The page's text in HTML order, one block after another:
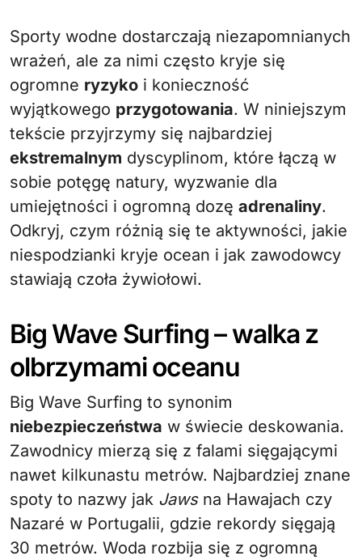
Sporty wodne dostarczają niezapomnianych
wrażeń, ale za nimi często kryje się
ogromne ryzyko i konieczność
wyjątkowego przygotowania. W niniejszym
tekście przyjrzymy się najbardziej
ekstremalnym dyscyplinom, które łączą w
sobie potęgę natury, wyzwanie dla
umiejętności i ogromną dozę adrenaliny.
Odkryj, czym różnią się te aktywności, jakie
niespodzianki kryje ocean i jak zawodowcy
stawiają czoła żywiołowi.
Big Wave Surfing – walka z
olbrzymami oceanu
Big Wave Surfing to synonim
niebezpieczeństwa w świecie deskowania.
Zawodnicy mierzą się z falami sięgającymi
nawet kilkunastu metrów. Najbardziej znane
spoty to nazwy jak Jawsna Hawajach czy
Nazaré w Portugalii, gdzie rekordy sięgają
30 metrów. Woda rozbija się z ogromną